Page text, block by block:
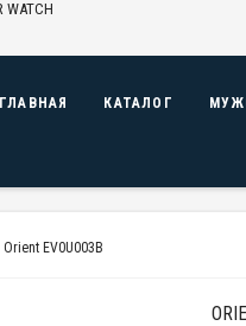
ГЛАВНАЯ КАТАЛОГ
Orient EV0U003B